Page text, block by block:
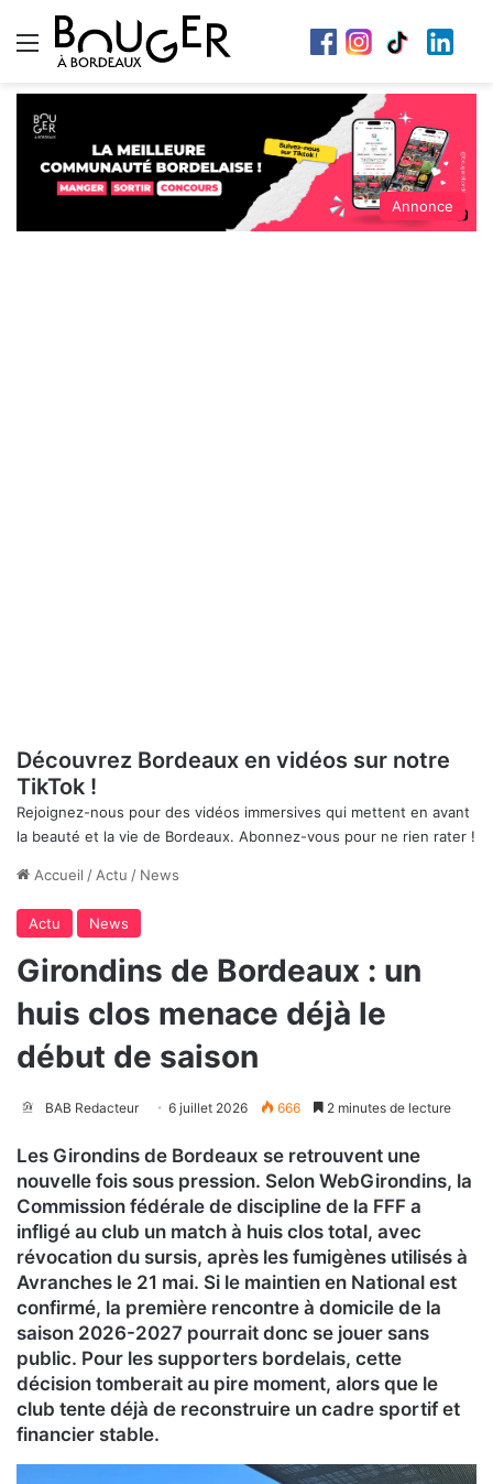
Menu
Annonce
Découvrez Bordeaux en vidéos sur notre
TikTok !
Rejoignez-nous pour des vidéos immersives qui mettent en avant
la beauté et la vie de Bordeaux. Abonnez-vous pour ne rien rater !
Accueil /Actu / News
Actu News
Girondins de Bordeaux : un
huis clos menace déjà le
début de saison
BAB Redacteur 6 juillet 2026 666 2 minutes de lecture
Les Girondins de Bordeaux se retrouvent une
nouvelle fois sous pression. Selon WebGirondins, la
Commission fédérale de discipline de la FFF a
infligé au club un match à huis clos total, avec
révocation du sursis, après les fumigènes utilisés à
Avranches le 21 mai. Si le maintien en National est
confirmé, la première rencontre à domicile de la
saison 2026-2027 pourrait donc se jouer sans
public. Pour les supporters bordelais, cette
décision tomberait au pire moment, alors que le
club tente déjà de reconstruire un cadre sportif et
financier stable.